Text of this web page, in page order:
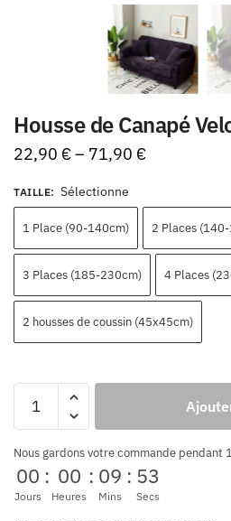
Housse de Canapé
22,90 €– 71,90 €
TAILLE: Sélectionne
1 Place (90-140cm) 2 Places
3 Places (185-230cm) 4 Places
2 housses de coussin (45x45cm)
Nous gardons votre commande pendant
00
Jours
: 00
Heures
: 09
Mins
: 52
Secs